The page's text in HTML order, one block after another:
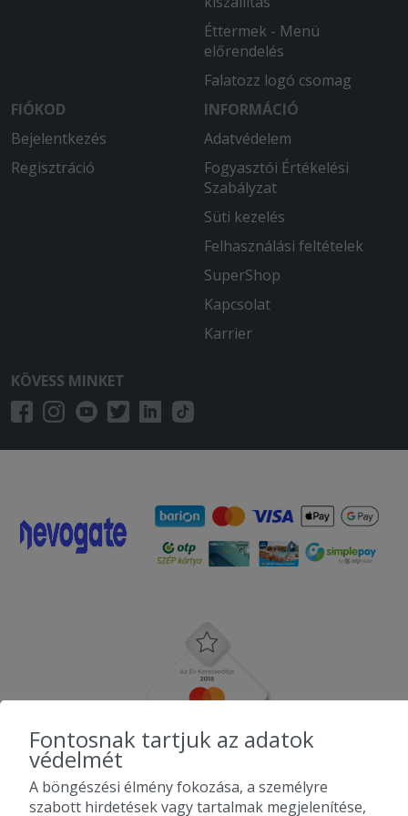
Éttermek - Menü
előrendelés
Falatozz logó csomag
FIÓKOD
Bejelentkezés
Regisztráció
INFORMÁCIÓ
Adatvédelem
Fogyasztói Értékelési
Szabályzat
Süti kezelés
Felhasználási feltételek
SuperShop
Kapcsolat
Karrier
KÖVESS MINKET
Fontosnak tartjuk az adatok
védelmét
A böngészési élmény fokozása, a személyre
szabott hirdetések vagy tartalmak megjelenítése,